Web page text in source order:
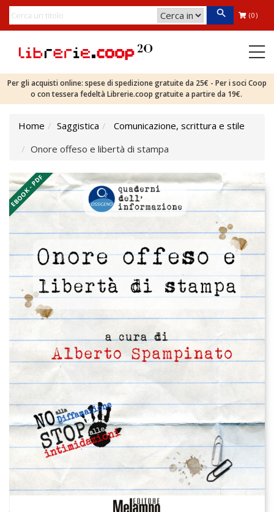
(0)
Per gli acquisti online: spese di spedizione gratuite da 25€ - Per i soci Coop
o con tessera fedeltà Librerie.coop gratuite a partire da 19€.
Home Saggistica
Comunicazione, scrittura e stile
Onore offeso e libertà di stampa
EBOOK - PDF